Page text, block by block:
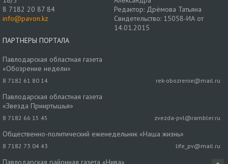
8 7182 20 87 84
info@pavon.kz
Редактор: Дрёмова Татьяна
Свидетельство: 15058-ИА от
14.01.2015
ПАРТНЕРЫ ПОРТАЛА
Павлодарская областная газета
«Обозрение недели»
8 7182 61 80 14 rek-obozrenie@mail.ru
Павлодарская областная газета
«Звезда Прииртышья»
8 7182 66 15 45 zvezda-pvl@rambler.ru
Общественно-политический еженедельник «Наша жизнь»
8 7182 73 04 43 life_pv@mail.ru
Павлодарская районная газета «Нива»